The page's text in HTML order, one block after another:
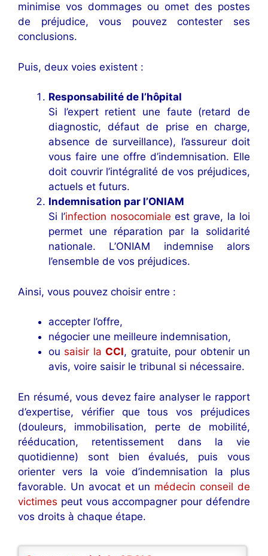
minimise vos dommages ou omet des postes
de préjudice, vous pouvez contester ses
conclusions.
Puis, deux voies existent :
Responsabilité de l’hôpital
Si l’expert retient une faute (retard de
diagnostic, défaut de prise en charge,
absence de surveillance), l’assureur doit
vous faire une offre d’indemnisation. Elle
doit couvrir l’intégralité de vos préjudices,
actuels et futurs.
Indemnisation par l’ONIAM
Si l’infection nosocomiale est grave, la loi
permet une réparation par la solidarité
nationale. L’ONIAM indemnise alors
l’ensemble de vos préjudices.
Ainsi, vous pouvez choisir entre :
accepter l’offre,
négocier une meilleure indemnisation,
ou saisir laCCI, gratuite, pour obtenir un
avis, voire saisir le tribunal si nécessaire.
En résumé, vous devez faire analyser le rapport
d’expertise, vérifier que tous vos préjudices
(douleurs, immobilisation, perte de mobilité,
rééducation, retentissement dans la vie
quotidienne) sont bien évalués, puis vous
orienter vers la voie d’indemnisation la plus
favorable. Un avocat et un médecin conseil de
victimes peut vous accompagner pour défendre
vos droits à chaque étape.